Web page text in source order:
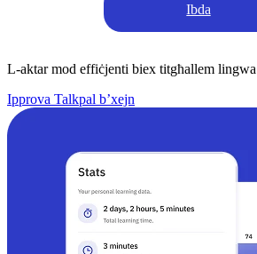
Ibda
L-aktar mod effiċjenti biex titgħallem lingwa
Ipprova Talkpal b’xejn